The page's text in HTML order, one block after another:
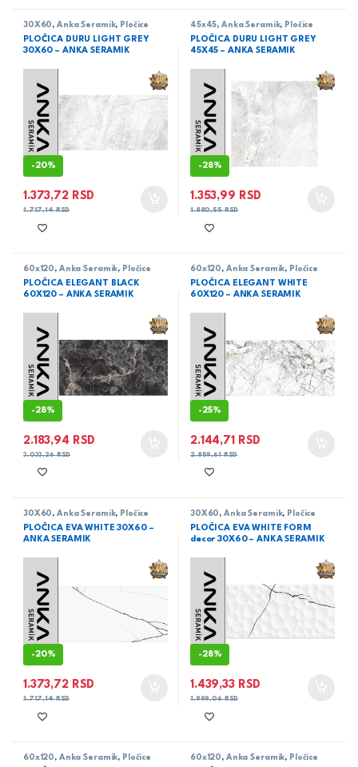
30X60 ,Anka Seramik, Pločice
PLOČICA DURU LIGHT GREY
30X60 – ANKA SERAMIK
-20%
1.373,72 RSD
1.717,14RSD
45x45,Anka Seramik, Pločice
PLOČICA DURU LIGHT GREY
45X45 – ANKA SERAMIK
-28%
1.353,99 RSD
1.880,55RSD
60x120 , Anka Seramik, Pločice
PLOČICA ELEGANT BLACK
60X120 – ANKA SERAMIK
-28%
2.183,94 RSD
3.033,26RSD
60x120 , Anka Seramik, Pločice
PLOČICA ELEGANT WHITE
60X120 – ANKA SERAMIK
-25%
2.144,71 RSD
2.859,61RSD
30X60 ,Anka Seramik, Pločice
PLOČICA EVA WHITE 30X60 –
ANKA SERAMIK
-20%
1.373,72 RSD
1.717,14RSD
30X60 ,Anka Seramik, Pločice
PLOČICA EVA WHITE FORM
decor 30X60 – ANKA SERAMIK
-28%
1.439,33 RSD
1.999,06RSD
60x120 , Anka Seramik, Pločice 60x120 , Anka Seramik, Pločice